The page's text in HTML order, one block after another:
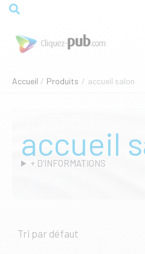
Aller
contenu
Rechercher
Accueil Produits accueil salon
accueil
+ D'INFORMATIONS